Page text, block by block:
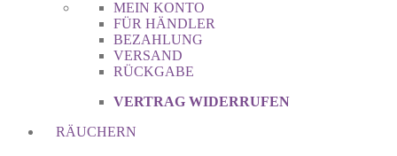
MEIN KONTO
FÜR HÄNDLER
BEZAHLUNG
VERSAND
RÜCKGABE
VERTRAG WIDERRUFEN
RÄUCHERN